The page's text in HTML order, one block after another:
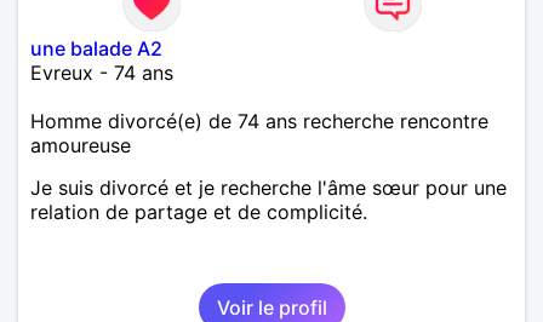
une balade A2
Evreux - 74 ans
Homme divorcé(e) de 74 ans recherche rencontre
amoureuse
Je suis divorcé et je recherche l'âme sœur pour une
relation de partage et de complicité.
Voir le profil